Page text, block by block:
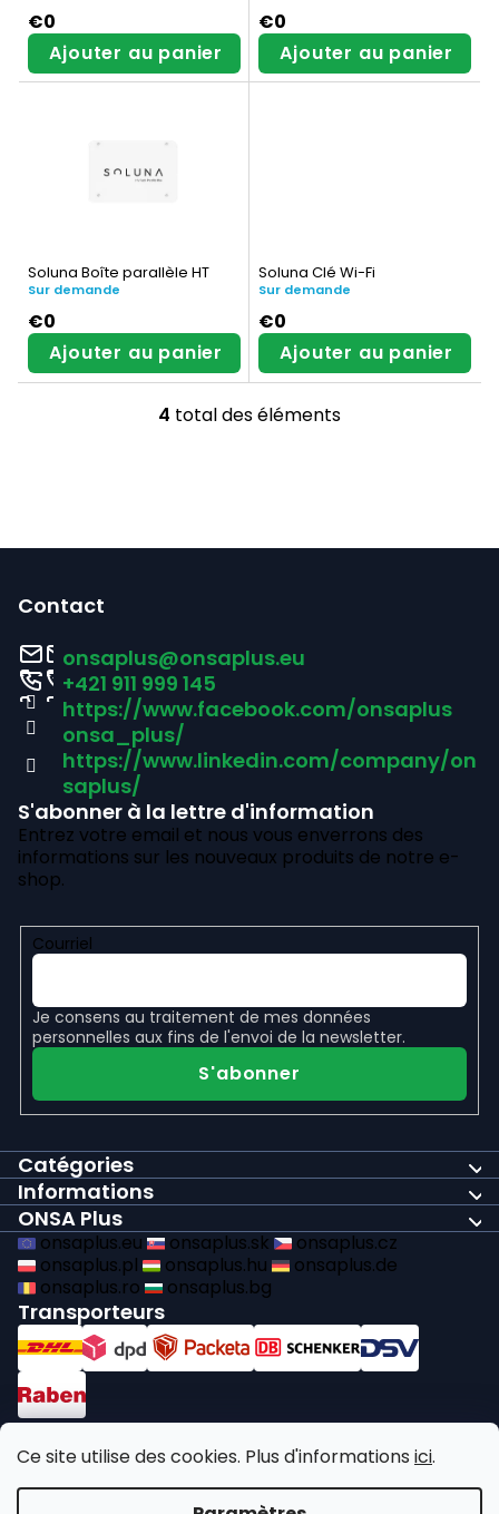
Ce site utilise des cookies. Plus d'informations ici.
u
i
e
s
u
t
€0
Ajouter au panier
€0
Ajouter au panier
Soluna Boîte parallèle HT
Sur demande
€0
Ajouter au panier
Soluna Clé Wi-Fi
Sur demande
€0
Ajouter au panier
C
e
d
s
l
i
e
4 total des éléments
p
a
g
Contact
onsaplus@onsaplus.eu
+421 911 999 145
https://www.facebook.com/onsaplus
onsa_plus/
https://www.linkedin.com/company/on
saplus/
S'abonner à la lettre d'information
Entrez votre email et nous vous enverrons des
informations sur les nouveaux produits de notre e-
shop.
Courriel
Je consens au traitement de mes données
personnelles aux fins de l'envoi de la newsletter.
S'abonner
Catégories
Informations
ONSA Plus
onsaplus.eu onsaplus.sk
onsaplus.cz
onsaplus.pl
onsaplus.hu
onsaplus.de
onsaplus.ro
onsaplus.bg
Transporteurs
Paiements